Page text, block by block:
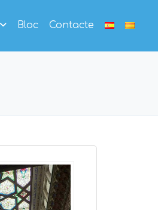
Bloc Contacte